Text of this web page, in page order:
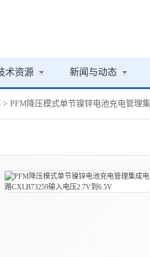
术资源 新闻与动态
> PFM降压模式单节镍锌电池充电管理